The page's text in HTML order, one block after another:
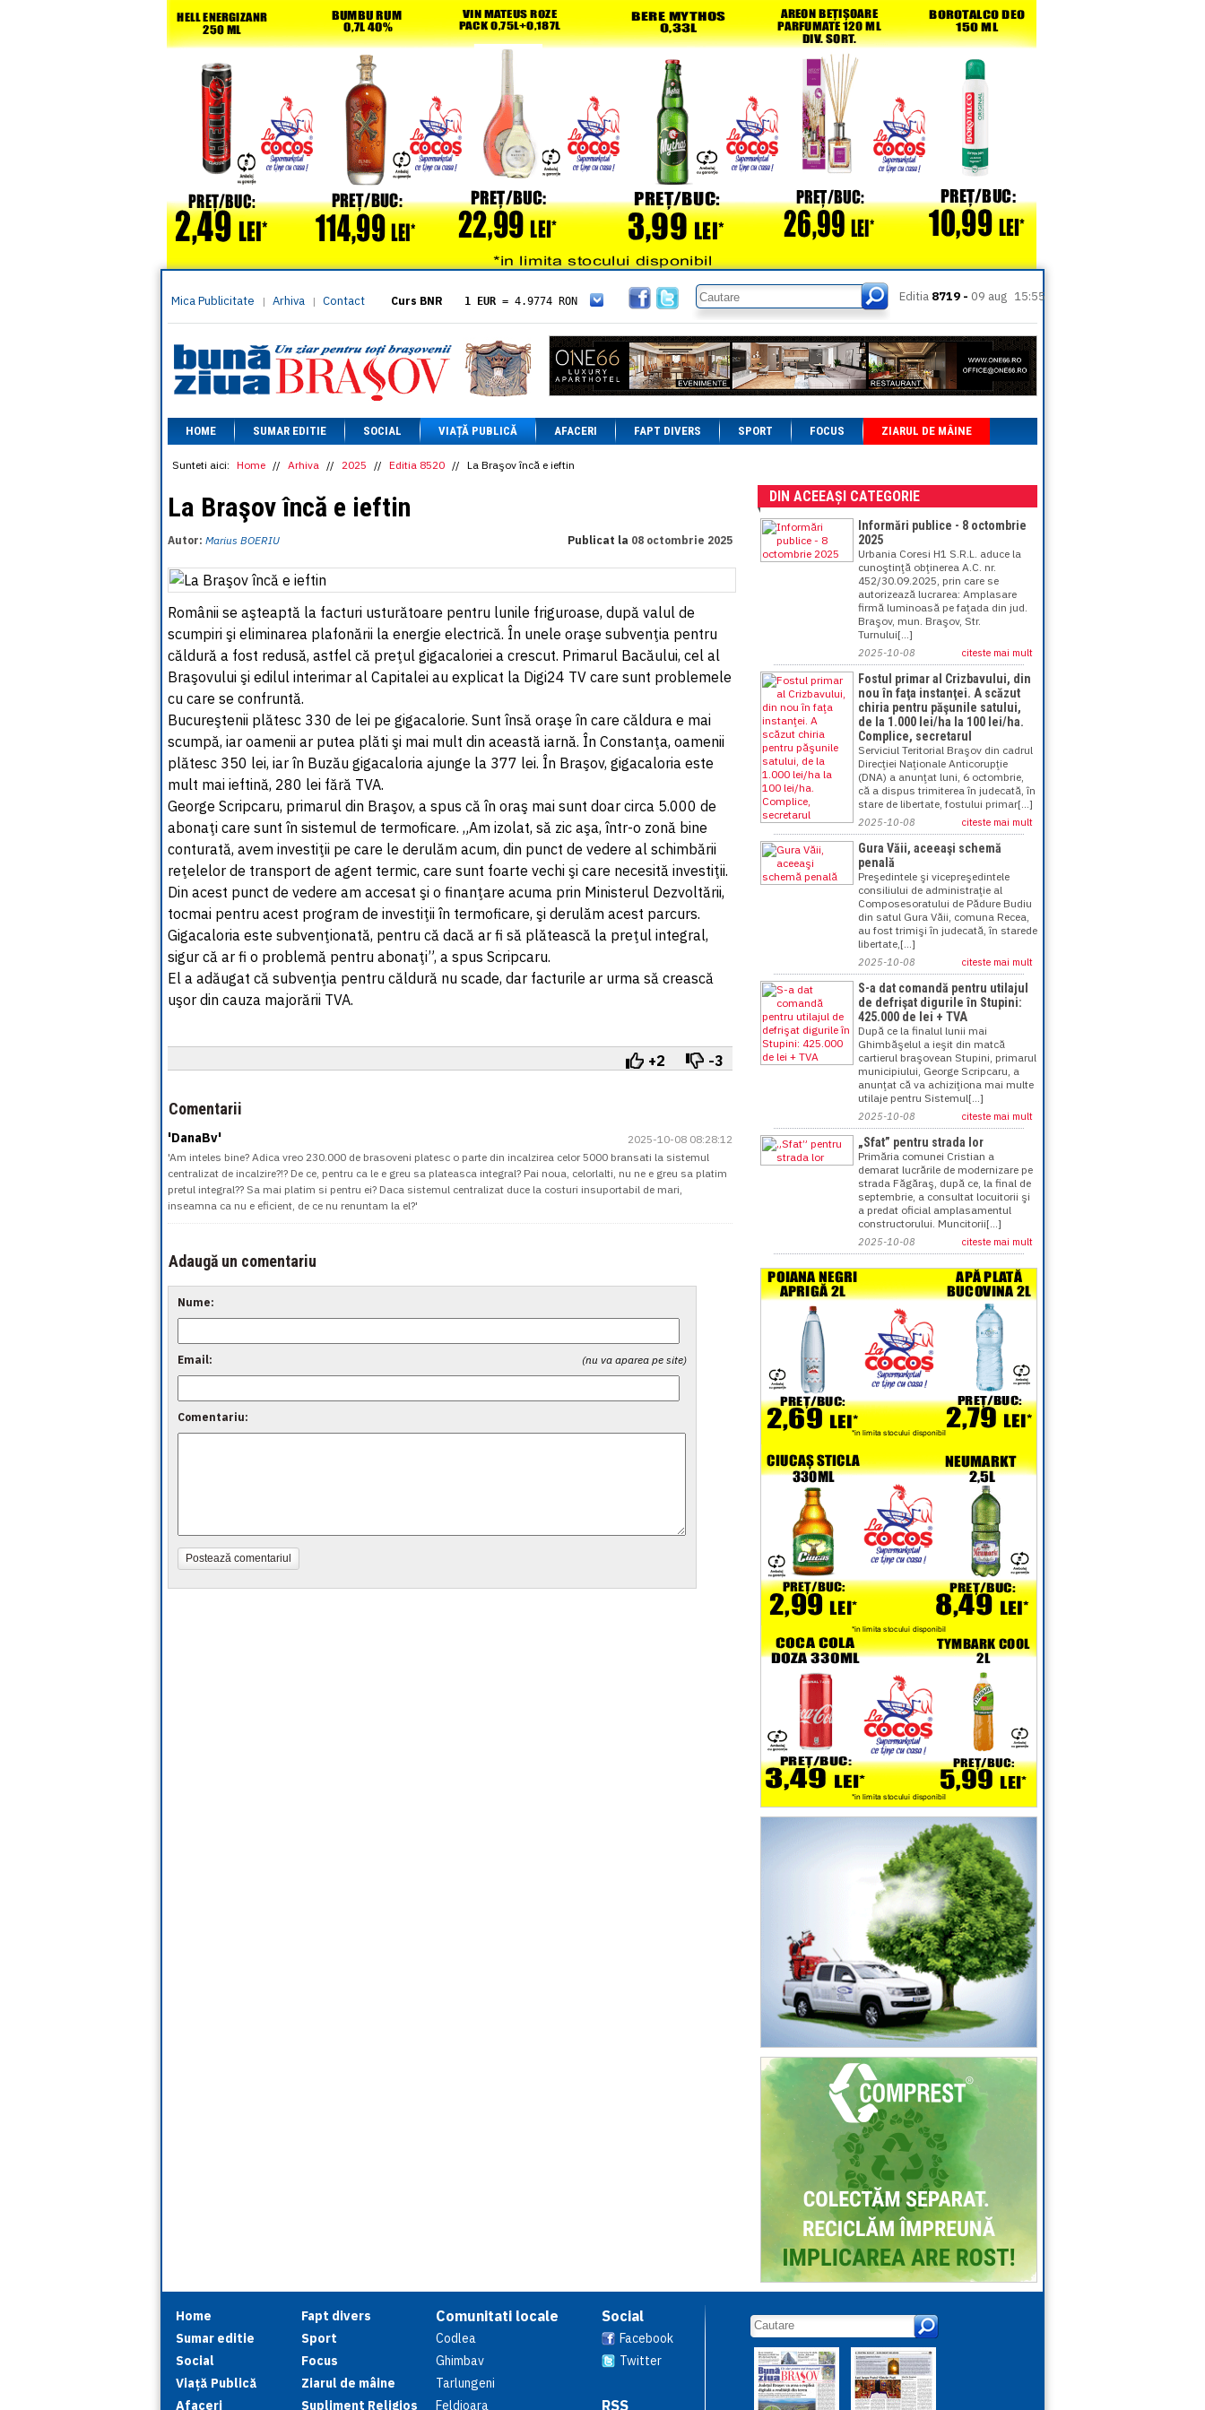
Mica Publicitate | Arhiva | Contact Curs BNR 1 EUR = 4.9774 RON
= 5.8304 RON
1 XAU= 464.4611 RON
1 AED= 1.1933 RON
1 AUD= 2.7957 RON
1 BGN= 2.5449 RON
1 CAD= 3.1559 RON
1 CHF= 5.2813 RON
1 CNY= 0.6015 RON
= 0.0513 RON
1 MDL= 0.2538 RON
1 MXN= 0.2227 RON
= 0.4191 RON
1 NZD= 2.6097 RON
1 PLN = 1.1646 RON
1 RSD= 0.0425 RON
1 RUB
= 0.0530 RON
1 TRY= 0.1141 RON
1 UAH = 0.1048 RON
= 5.9383 RON
1 ZAR= 0.2318 RON
Editia 8719 - 09 aug 15:55
HOME SUMAR EDITIE SOCIAL VIAȚĂ PUBLICĂ AFACERI FAPT DIVERS SPORT FOCUS ZIARUL DE MÂINE
Sunteti aici: Home // Arhiva // 2025 // Editia 8520 // La Braşov încă e ieftin
La Braşov încă e ieftin
Autor: Marius BOERIU Publicat la 08 octombrie 2025
Românii se aşteaptă la facturi usturătoare pentru lunile friguroase, după valul de
scumpiri şi eliminarea plafonării la energie electrică. În unele oraşe subvenţia pentru
căldură a fost redusă, astfel că preţul gigacaloriei a crescut. Primarul Bacăului, cel al
Braşovului şi edilul interimar al Capitalei au explicat la Digi24 TV care sunt problemele
cu care se confruntă.
Bucureştenii plătesc 330 de lei pe gigacalorie. Sunt însă oraşe în care căldura e mai
scumpă, iar oamenii ar putea plăti şi mai mult din această iarnă. În Constanţa, oamenii
plătesc 350 lei, iar în Buzău gigacaloria ajunge la 377 lei. În Braşov, gigacaloria este
mult mai ieftină, 280 lei fără TVA.
George Scripcaru, primarul din Braşov, a spus că în oraş mai sunt doar circa 5.000 de
abonaţi care sunt în sistemul de termoficare. „Am izolat, să zic aşa, într-o zonă bine
conturată, avem investiţii pe care le derulăm acum, din punct de vedere al schimbării
reţelelor de transport de agent termic, care sunt foarte vechi şi care necesită investiţii.
Din acest punct de vedere am accesat şi o finanţare acuma prin Ministerul Dezvoltării,
tocmai pentru acest program de investiţii în termoficare, şi derulăm acest parcurs.
Gigacaloria este subvenţionată, pentru că dacă ar fi să plătească la preţul integral,
sigur că ar fi o problemă pentru abonaţi”, a spus Scripcaru.
El a adăugat că subvenţia pentru căldură nu scade, dar facturile ar urma să crească
uşor din cauza majorării TVA.
+2 -3
Comentarii
'DanaBv'
2025-10-08 08:28:12
'Am inteles bine? Adica vreo 230.000 de brasoveni platesc o parte din incalzirea celor 5000 bransati la sistemul
centralizat de incalzire?!? De ce, pentru ca le e greu sa plateasca integral? Pai noua, celorlalti, nu ne e greu sa platim
pretul integral?? Sa mai platim si pentru ei? Daca sistemul centralizat duce la costuri insuportabil de mari,
inseamna ca nu e eficient, de ce nu renuntam la el?'
Adaugă un comentariu
Nume:
(nu va aparea pe site)
Email:
Comentariu:
Postează comentariul
DIN ACEEAȘI CATEGORIE
Informări publice - 8 octombrie
2025
Urbania Coresi H1 S.R.L. aduce la
cunoştinţă obţinerea A.C. nr.
452/30.09.2025, prin care se
autorizează lucrarea: Amplasare
firmă luminoasă pe faţada din jud.
Braşov, mun. Braşov, Str.
Turnului[...]
2025-10-08 citeste mai mult
Fostul primar al Crizbavului, din
nou în faţa instanţei. A scăzut
chiria pentru păşunile satului,
de la 1.000 lei/ha la 100 lei/ha.
Complice, secretarul
Serviciul Teritorial Braşov din cadrul
Direcţiei Naţionale Anticorupţie
(DNA) a anunţat luni, 6 octombrie,
că a dispus trimiterea în judecată, în
stare de libertate, fostului primar[...]
2025-10-08 citeste mai mult
Gura Văii, aceeaşi schemă
penală
Preşedintele şi vicepreşedintele
consiliului de administraţie al
Composesoratului de Pădure Budiu
din satul Gura Văii, comuna Recea,
au fost trimişi în judecată, în starede
libertate,[...]
2025-10-08 citeste mai mult
S-a dat comandă pentru utilajul
de defrişat digurile în Stupini:
425.000 de lei + TVA
După ce la finalul lunii mai
Ghimbăşelul a ieşit din matcă
cartierul braşovean Stupini, primarul
municipiului, George Scripcaru, a
anunţat că va achiziţiona mai multe
utilaje pentru Sistemul[...]
2025-10-08 citeste mai mult
„Sfat” pentru strada lor
Primăria comunei Cristian a
demarat lucrările de modernizare pe
strada Făgăraş, după ce, la final de
septembrie, a consultat locuitorii şi
a predat oficial amplasamentul
constructorului. Muncitorii[...]
2025-10-08 citeste mai mult
Home
Sumar editie
Social
Viață Publică
Afaceri
Fapt divers
Sport
Focus
Ziarul de mâine
Supliment Religios
Comunitati locale
Codlea
Ghimbav
Tarlungeni
Feldioara
Social
Facebook
Twitter
RSS